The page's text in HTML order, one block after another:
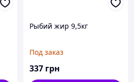
Рыбий жир 9,5кг
Под заказ
337 грн